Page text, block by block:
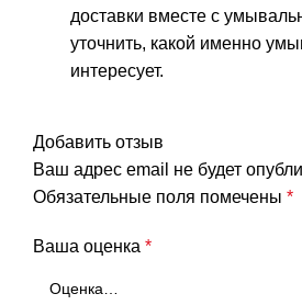
доставки вместе с
уточнить, какой именно
интересует.
Добавить отзыв
Ваш адрес email не будет
Обязательные поля помечены *
Ваша оценка *